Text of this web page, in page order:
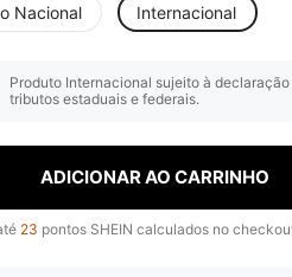
Nacional Internacional
Produto Internacional sujeito à
tributos estaduais e federais.
ADICIONAR AO CARRINHO
23 pontos SHEIN calculados no